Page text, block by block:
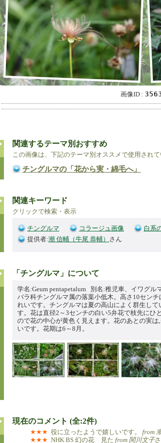
画像ID :
関連するテーマ別おすすめ
この画像は、下記のテーマ別オススメで使用され
チングルマの「花から実・綿毛へ」
関連キーワード
クリックで検索・表示
チングルマ コラージュ画像 白系
提供者:潮 信輔（牛尾 恭輔） さん
「チングルマ」について
学名:Geum pentapetalum 別名:稚児車、イワグル
バラ科チングルマ属の落葉小低木。高さ10セン
れいです。チングルマは夏の高山によく群生し
す。花は直径2～3センチの白い5弁花で枝先にひ
ので花の中心が黄色く見えます。花のあとの実
いです。花期は6～8月。
現在のコメント (全:2件)
★★★ 役に立ったようで嬉しいです。from
★★★ NHK BS 幻の花 見たfrom 関川文子